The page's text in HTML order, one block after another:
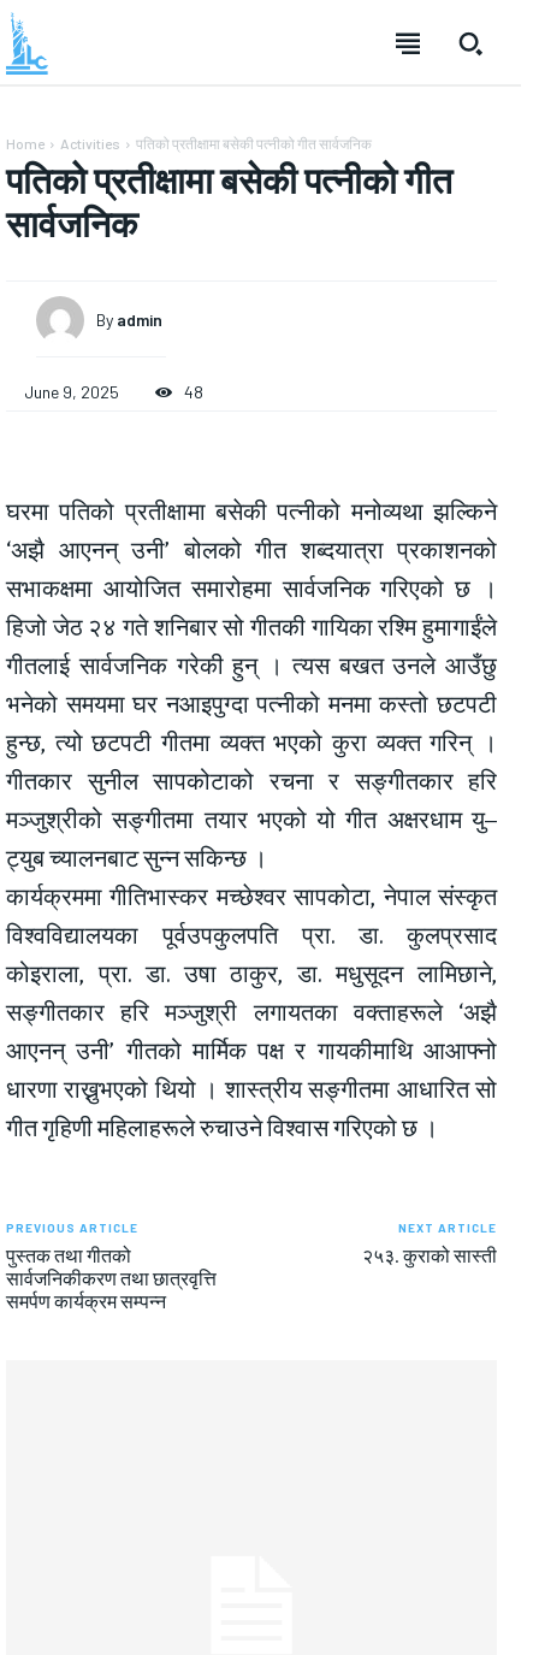
Home Activities पतिको प्रतीक्षामा बसेकी पत्नीको गीत सार्वजनिक
पतिको प्रतीक्षामा बसेकी पत्नीको गीत
सार्वजनिक
By admin
June 9, 2025 48
घरमा पतिको प्रतीक्षामा बसेकी पत्नीको मनोव्यथा झल्किने
‘अझै आएनन् उनी’ बोलको गीत शब्दयात्रा प्रकाशनको
सभाकक्षमा आयोजित समारोहमा सार्वजनिक गरिएको छ ।
हिजो जेठ २४ गते शनिबार सो गीतकी गायिका रश्मि हुमागाईंले
गीतलाई सार्वजनिक गरेकी हुन् । त्यस बखत उनले आउँछु
भनेको समयमा घर नआइपुग्दा पत्नीको मनमा कस्तो छटपटी
हुन्छ, त्यो छटपटी गीतमा व्यक्त भएको कुरा व्यक्त गरिन् ।
गीतकार सुनील सापकोटाको रचना र सङ्गीतकार हरि
मञ्जुश्रीको सङ्गीतमा तयार भएको यो गीत अक्षरधाम यु–
ट्युब च्यालनबाट सुन्न सकिन्छ ।
कार्यक्रममा गीतिभास्कर मच्छेश्वर सापकोटा, नेपाल संस्कृत
विश्वविद्यालयका पूर्वउपकुलपति प्रा. डा. कुलप्रसाद
कोइराला, प्रा. डा. उषा ठाकुर, डा. मधुसूदन लामिछाने,
सङ्गीतकार हरि मञ्जुश्री लगायतका वक्ताहरूले ‘अझै
आएनन् उनी’ गीतको मार्मिक पक्ष र गायकीमाथि आआफ्नो
धारणा राख्नुभएको थियो । शास्त्रीय सङ्गीतमा आधारित सो
गीत गृहिणी महिलाहरूले रुचाउने विश्वास गरिएको छ ।
PREVIOUS ARTICLE
पुस्तक तथा गीतको
सार्वजनिकीकरण तथा छात्रवृत्ति
समर्पण कार्यक्रम सम्पन्न
NEXT ARTICLE
२५३. कुराको सास्ती